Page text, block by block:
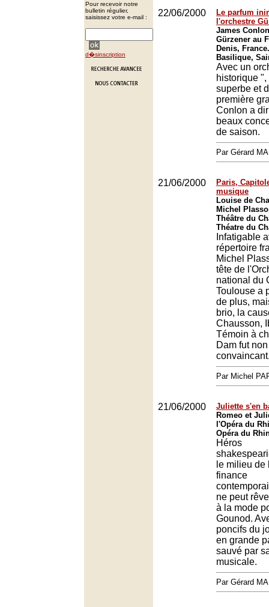
Pour recevoir notre
bulletin régulier,
saisissez votre e-mail :
d�sinscription
22/06/2000
Le parfum
l'orchestre
James
Gürzener au
Denis, France.
Basilique,
Avec un
historique
superbe et
première
Conlon a
beaux
de saison.
Par Gérard
21/06/2000
Paris,
musique
Louise de
Michel
Théâtre du
Théatre du
Infatigable
répertoire
Michel
tête de
national du
Toulouse a
de plus,
brio, la
Chausson,
Témoin à
Dam fut
Par Michel
21/06/2000
Juliette s'en
Romeo et
l'Opéra du
Opéra du
Héros
le milieu de
finance
ne peut
à la mode
Gounod.
poncifs du
en grande
sauvé par
musicale.
Par Gérard